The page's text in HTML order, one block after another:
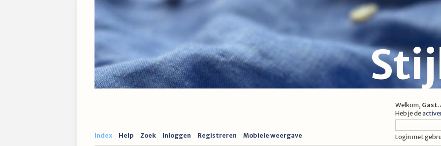
Welkom, Gast.
Heb je de
Login met
Index Help Zoek Inloggen Registreren Mobiele weergave